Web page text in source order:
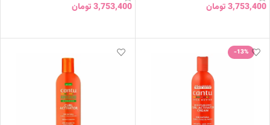
3,753,400تومان 3,753,400تومان
-13%